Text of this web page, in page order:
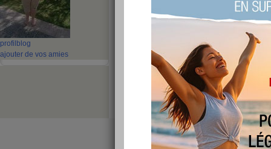
profil blog
ajouter de vos amies
Quizz: Le quizz
fruits et légumes
publié le 27/08/2010 à 07:13
j'ai fait9/10
Le quizz